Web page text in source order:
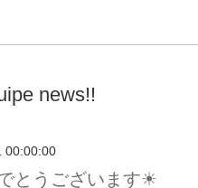
news!!
00:00:00
とうございます☀︎